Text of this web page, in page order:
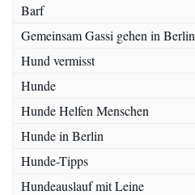
Barf
Gemeinsam Gassi gehen in Berlin
Hund vermisst
Hunde
Hunde Helfen Menschen
Hunde in Berlin
Hunde-Tipps
Hundeauslauf mit Leine